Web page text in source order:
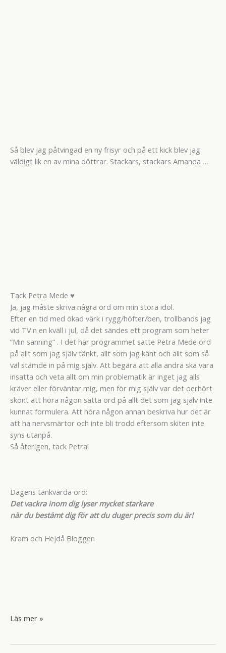
Så blev jag påtvingad en ny frisyr och på ett kick blev jag
väldigt lik en av mina döttrar. Stackars, stackars Amanda …
Tack Petra Mede ♥
Ja, jag måste skriva några ord om min stora idol.
Efter en tid med ökad värk i rygg/höfter/ben, trollbands jag
vid TV:n en kväll i jul, då det sändes ett program som heter
”Min sanning” . I det här programmet satte Petra Mede ord
på allt som jag själv tänkt, allt som jag känt och allt som så
väl stämde in på mig själv. Att begära att alla andra ska vara
insatta och veta allt om min problematik är inget jag alls
kräver eller förväntar mig, men för mig själv var det oerhört
skönt att höra någon sätta ord på allt det som jag själv inte
kunnat formulera. Att höra någon annan beskriva hur det är
att ha nervsmärtor och inte bli trodd eftersom skiten inte
syns utanpå.
Så återigen, tack Petra!
Dagens tänkvärda ord:
Det vackra inom dig lyser mycket starkare
när du bestämt dig för att du duger precis som du är!
Kram och Hejdå Bloggen
Julfirande
Läs mer »